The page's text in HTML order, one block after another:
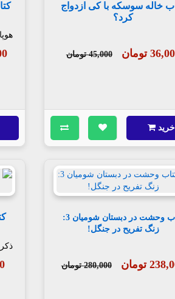
خاله سوسکه با کی ازدواج
کرد؟
تومان 45,000 تومان
خرید
هوپا
کتاب وحشت در دبستان شومیان 3:
زنگ تفریح در جنگل!
تومان 280,000 تومان
ذکر